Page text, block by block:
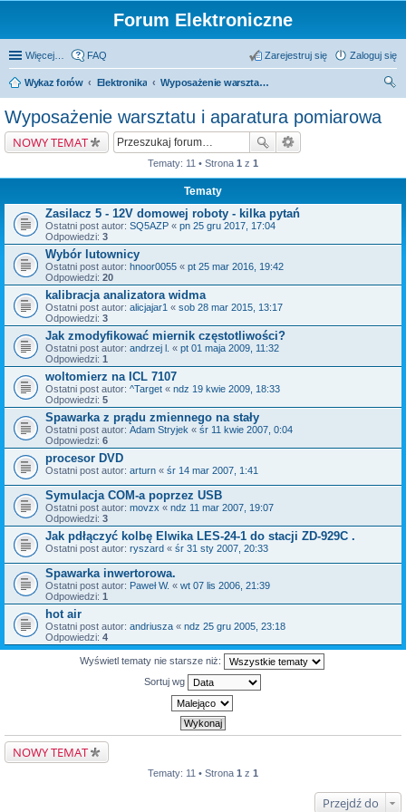
Forum Elektroniczne
Więcej… FAQ Zaloguj się
Zarejestruj się
Wykaz forów Elektronika
Wyposażenie warsztatu i aparatura pomiarowa
Wyposażenie warsztatu i aparatura pomiarowa
NOWY TEMAT
Tematy: 11 • Strona 1 z 1
Tematy
Zasilacz 5 - 12V domowej roboty - kilka pytań
Ostatni post autor: SQ5AZP « pn 25 gru 2017, 17:04
Odpowiedzi: 3
Wybór lutownicy
Ostatni post autor: hnoor0055 « pt 25 mar 2016, 19:42
Odpowiedzi: 20
kalibracja analizatora widma
Ostatni post autor: alicjajar1 « sob 28 mar 2015, 13:17
Odpowiedzi: 3
Jak zmodyfikować miernik częstotliwości?
Ostatni post autor: andrzej l. « pt 01 maja 2009, 11:32
Odpowiedzi: 1
woltomierz na ICL 7107
Ostatni post autor: ^Target « ndz 19 kwie 2009, 18:33
Odpowiedzi: 5
Spawarka z prądu zmiennego na stały
Ostatni post autor: Adam Stryjek « śr 11 kwie 2007, 0:04
Odpowiedzi: 6
procesor DVD
Ostatni post autor: arturn « śr 14 mar 2007, 1:41
Symulacja COM-a poprzez USB
Ostatni post autor: movzx « ndz 11 mar 2007, 19:07
Odpowiedzi: 3
Jak pdłączyć kolbę Elwika LES-24-1 do stacji ZD-929C .
Ostatni post autor: ryszard « śr 31 sty 2007, 20:33
Spawarka inwertorowa.
Ostatni post autor: Paweł W. « wt 07 lis 2006, 21:39
Odpowiedzi: 1
hot air
Ostatni post autor: andriusza « ndz 25 gru 2005, 23:18
Odpowiedzi: 4
Wyświetl tematy nie starsze niż:
Sortuj wg
NOWY TEMAT
Tematy: 11 • Strona 1 z 1
Przejdź do